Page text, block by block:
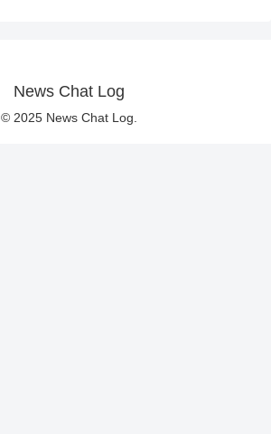
News Chat Log
© 2025 News Chat Log.